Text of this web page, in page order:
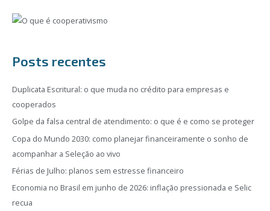
Posts recentes
Duplicata Escritural: o que muda no crédito para empresas e
cooperados
Golpe da falsa central de atendimento: o que é e como se proteger
Copa do Mundo 2030: como planejar financeiramente o sonho de
acompanhar a Seleção ao vivo
Férias de Julho: planos sem estresse financeiro
Economia no Brasil em junho de 2026: inflação pressionada e Selic
recua